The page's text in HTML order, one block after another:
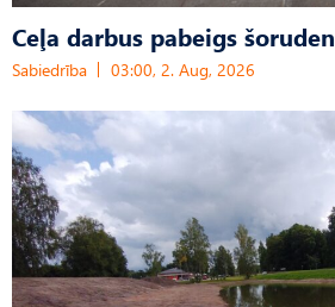
Ceļa darbus pabeigs šoruden
Sabiedrība 03:00, 2. Aug, 2026